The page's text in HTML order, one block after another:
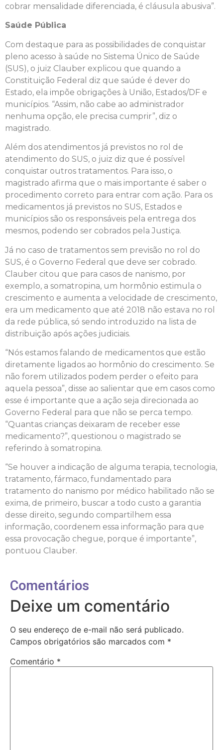
cobrar mensalidade diferenciada, é cláusula abusiva”.
Saúde Pública
Com destaque para as possibilidades de conquistar
pleno acesso à saúde no Sistema Único de Saúde
(SUS), o juiz Clauber explicou que quando a
Constituição Federal diz que saúde é dever do
Estado, ela impõe obrigações à União, Estados/DF e
municípios. “Assim, não cabe ao administrador
nenhuma opção, ele precisa cumprir”, diz o
magistrado.
Além dos atendimentos já previstos no rol de
atendimento do SUS, o juiz diz que é possível
conquistar outros tratamentos. Para isso, o
magistrado afirma que o mais importante é saber o
procedimento correto para entrar com ação. Para os
medicamentos já previstos no SUS, Estados e
municípios são os responsáveis pela entrega dos
mesmos, podendo ser cobrados pela Justiça.
Já no caso de tratamentos sem previsão no rol do
SUS, é o Governo Federal que deve ser cobrado.
Clauber citou que para casos de nanismo, por
exemplo, a somatropina, um hormônio estimula o
crescimento e aumenta a velocidade de crescimento,
era um medicamento que até 2018 não estava no rol
da rede pública, só sendo introduzido na lista de
distribuição após ações judiciais.
“Nós estamos falando de medicamentos que estão
diretamente ligados ao hormônio do crescimento. Se
não forem utilizados podem perder o efeito para
aquela pessoa”, disse ao salientar que em casos como
esse é importante que a ação seja direcionada ao
Governo Federal para que não se perca tempo.
“Quantas crianças deixaram de receber esse
medicamento?”, questionou o magistrado se
referindo à somatropina.
“Se houver a indicação de alguma terapia, tecnologia,
tratamento, fármaco, fundamentado para
tratamento do nanismo por médico habilitado não se
exima, de primeiro, buscar a todo custo a garantia
desse direito, segundo compartilhem essa
informação, coordenem essa informação para que
essa provocação chegue, porque é importante”,
pontuou Clauber.
Comentários
Deixe um comentário
O seu endereço de e-mail não será publicado.
Campos obrigatórios são marcados com *
Comentário *